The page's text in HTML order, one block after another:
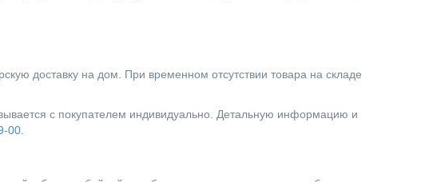
доставку на дом. При временном отсутствии товара на складе
с покупателем индивидуально. Детальную информацию и
00